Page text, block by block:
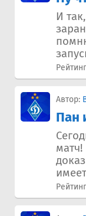
И
Автор:
Пан